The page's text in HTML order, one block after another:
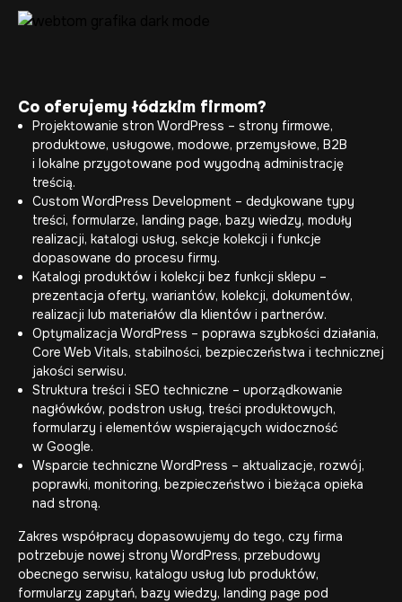
Co oferujemy łódzkim firmom?
Projektowanie stron WordPress – strony firmowe,
produktowe, usługowe, modowe, przemysłowe, B2B
i lokalne przygotowane pod wygodną administrację
treścią.
Custom WordPress Development – dedykowane typy
treści, formularze, landing page, bazy wiedzy, moduły
realizacji, katalogi usług, sekcje kolekcji i funkcje
dopasowane do procesu firmy.
Katalogi produktów i kolekcji bez funkcji sklepu –
prezentacja oferty, wariantów, kolekcji, dokumentów,
realizacji lub materiałów dla klientów i partnerów.
Optymalizacja WordPress – poprawa szybkości działania,
Core Web Vitals, stabilności, bezpieczeństwa i technicznej
jakości serwisu.
Struktura treści i SEO techniczne – uporządkowanie
nagłówków, podstron usług, treści produktowych,
formularzy i elementów wspierających widoczność
w Google.
Wsparcie techniczne WordPress – aktualizacje, rozwój,
poprawki, monitoring, bezpieczeństwo i bieżąca opieka
nad stroną.
Zakres współpracy dopasowujemy do tego, czy firma
potrzebuje nowej strony WordPress, przebudowy
obecnego serwisu, katalogu usług lub produktów,
formularzy zapytań, bazy wiedzy, landing page pod